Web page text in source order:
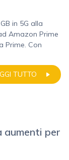
in 5G alla
Amazon Prime
Prime. Con
TUTTO
aumenti per